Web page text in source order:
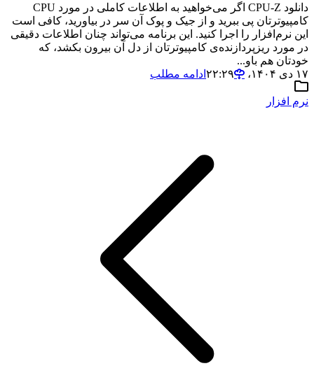
دانلود CPU-Z اگر می‌خواهید به اطلاعات کاملی در مورد CPU
کامپیوترتان پی ببرید و از جیک و پوک آن سر در بیاورید، کافی است
این نرم‌افزار را اجرا کنید. این برنامه می‌تواند چنان اطلاعات دقیقی
در مورد ریز‌پردازنده‌ی کامپیوترتان از دل آن بیرون بکشد، که
خودتان هم باو...
۱۷ دی ۱۴۰۴،‏ ۲۲:۲۹
ادامه مطلب
نرم افزار